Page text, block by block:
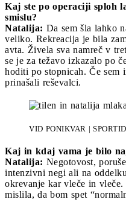
Kaj ste po operaciji sploh
smislu?
Natalija: Da sem šla lahko
veliko. Rekreacija je bila
avta. Živela sva namreč v
se je za težavo izkazalo po
hoditi po stopnicah. Če sem
prinašali reševalci.
VID PONIKVAR |
Kaj in kdaj vama je bilo
Natalija: Negotovost,
intenzivni negi ali na
okrevanje kar vleče in
mislila, da bom spet